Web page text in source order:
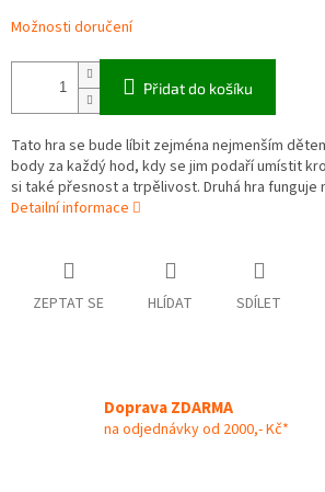
Možnosti doručení
Přidat do košíku
Tato hra se bude líbit zejména nejmenším
body za každý hod, kdy se jim podaří umístit
si také přesnost a trpělivost. Druhá hra funguje
Detailní informace
ZEPTAT SE HLÍDAT SDÍLET
Doprava ZDARMA
na odjednávky od 2000,- Kč*